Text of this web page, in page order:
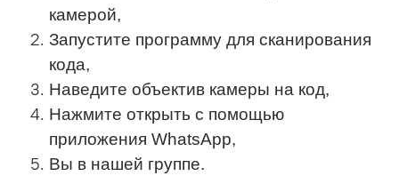
камерой,
Запустите программу для сканирования
кода,
Наведите объектив камеры на код,
Нажмите открыть с помощью
приложения WhatsApp,
Вы в нашей группе.